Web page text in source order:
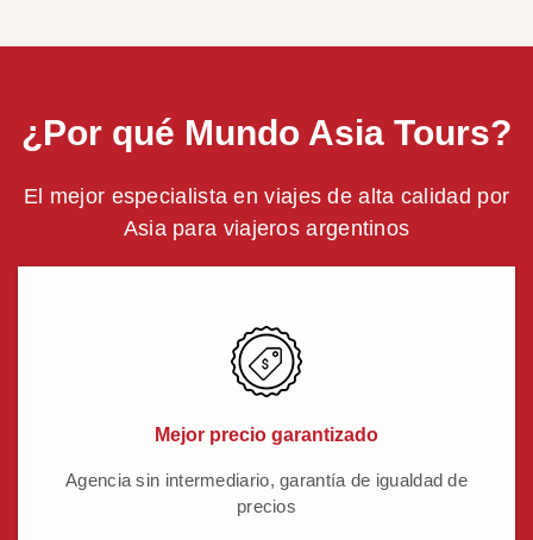
¿Por qué Mundo Asia Tours?
El mejor especialista en viajes de alta calidad por
Asia para viajeros argentinos
Mejor precio garantizado
Agencia sin intermediario, garantía de igualdad de
precios